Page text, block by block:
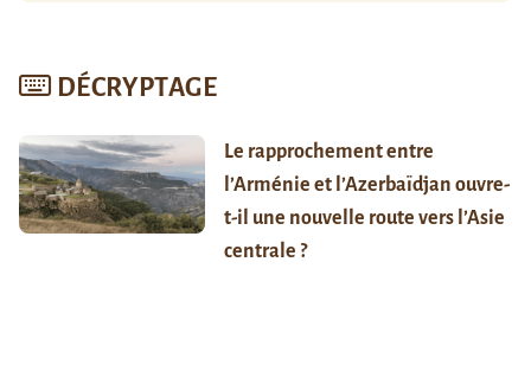
DÉCRYPTAGE
Le rapprochement entre
l’Arménie et l’Azerbaïdjan ouvre-
t-il une nouvelle route vers l’Asie
centrale ?